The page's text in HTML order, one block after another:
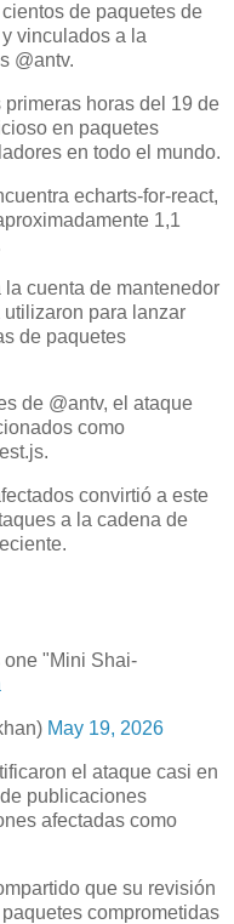
de paquetes de
vinculados a la
@antv.
horas del 19 de
en paquetes
en todo el mundo.
echarts-for-react,
1,1
cuenta de mantenedor
utilizaron para lanzar
de paquetes
de @antv, el ataque
como
convirtió a este
a la cadena de
one "Mini Shai-
May 19, 2026
el ataque casi en
publicaciones
afectadas como
que su revisión
comprometidas